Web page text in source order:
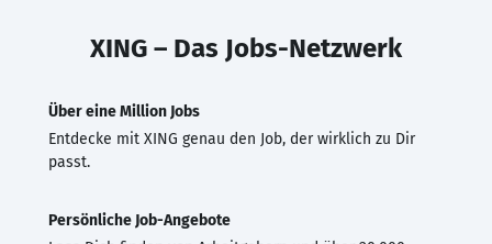
XING – Das Jobs-Netzwerk
Über eine Million Jobs
Entdecke mit XING genau den Job, der wirklich zu Dir
passt.
Persönliche Job-Angebote